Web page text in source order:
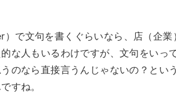
で文句を書くぐらいなら、店（企業
な人もいるわけですが、文句をいっ
のなら直接言うんじゃないの？とい
すね。